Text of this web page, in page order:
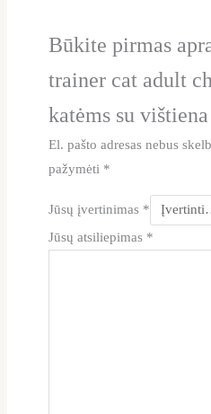
Būkite pirmas
trainer cat adult
katėms su
El. pašto adresas nebus
pažymėti *
Jūsų įvertinimas *
Jūsų atsiliepimas *